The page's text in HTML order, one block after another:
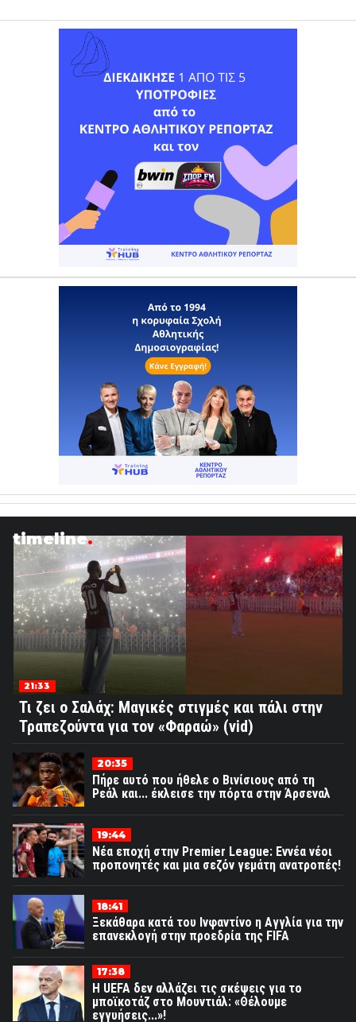
timeline
21:33
Τι ζει ο Σαλάχ: Μαγικές στιγμές και πάλι στην
Τραπεζούντα για τον «Φαραώ» (vid)
20:35
Πήρε αυτό που ήθελε ο Βινίσιους από τη
Ρεάλ και... έκλεισε την πόρτα στην Άρσεναλ
19:44
Νέα εποχή στην Premier League: Εννέα νέοι
προπονητές και μια σεζόν γεμάτη ανατροπές!
18:41
Ξεκάθαρα κατά του Ινφαντίνο η Αγγλία για την
επανεκλογή στην προεδρία της FIFA
17:38
Η UEFA δεν αλλάζει τις σκέψεις για το
μποϊκοτάζ στο Μουντιάλ: «Θέλουμε
εγγυήσεις...»!